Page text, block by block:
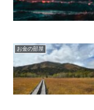
お金の部屋